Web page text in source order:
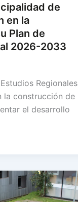
de
en la
Plan de
2026-2033
Regionales
la construcción de
el desarrollo